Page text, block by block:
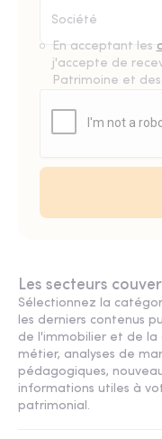
En acceptant les
j'accepte de
Patrimoine et
Les secteurs
Sélectionnez la
les derniers contenus
de l'immobilier et de
métier, analyses de
pédagogiques,
informations utiles à
patrimonial.